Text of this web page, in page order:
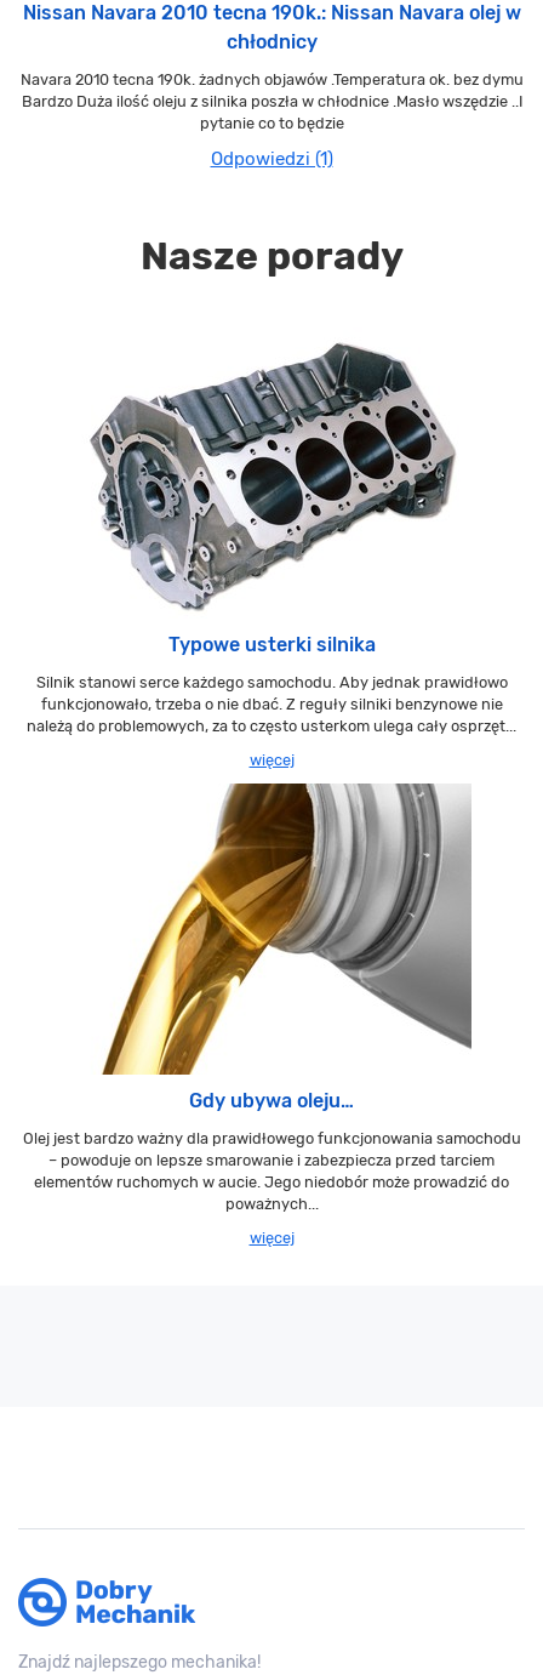
Nissan Navara 2010 tecna 190k.: Nissan Navara olej w
chłodnicy
Navara 2010 tecna 190k. żadnych objawów .Temperatura ok. bez dymu
Bardzo Duża ilość oleju z silnika poszła w chłodnice .Masło wszędzie ..I
pytanie co to będzie
Odpowiedzi (1)
Nasze porady
Typowe usterki silnika
Silnik stanowi serce każdego samochodu. Aby jednak prawidłowo
funkcjonowało, trzeba o nie dbać. Z reguły silniki benzynowe nie
należą do problemowych, za to często usterkom ulega cały osprzęt...
więcej
Gdy ubywa oleju…
Olej jest bardzo ważny dla prawidłowego funkcjonowania samochodu
– powoduje on lepsze smarowanie i zabezpiecza przed tarciem
elementów ruchomych w aucie. Jego niedobór może prowadzić do
poważnych...
więcej
Znajdź najlepszego mechanika!